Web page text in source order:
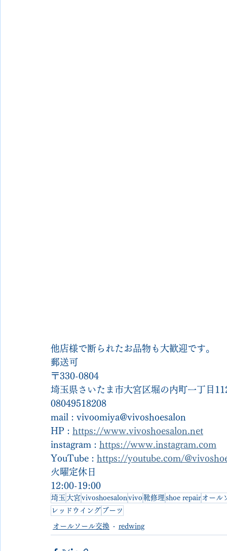
他店様で断られたお品物も大歓迎です。
郵送可
〒330-0804
埼玉県さいたま市大宮区堀の内町一丁目
08049518208
mail : vivoomiya@vivoshoesalon
HP : https://www.vivoshoesalon.net
instagram : https://www.instagram.com
YouTube : https://youtube.com/
火曜定休日
12:00-19:00
埼玉 大宮vivoshoesalon vivo靴修理 shoe repair オール
レッドウイング ブーツ
オールソール交換 redwing